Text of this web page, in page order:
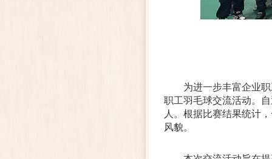
为进一步丰富企业
职工羽毛球交流活动。
人。根据比赛结果统计
风貌。